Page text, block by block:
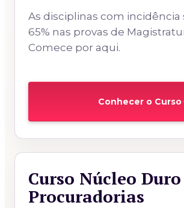
As disciplinas com incidência
65% nas provas de
Comece por aqui.
Conhecer o Curso
Curso Núcleo Duro
Procuradorias